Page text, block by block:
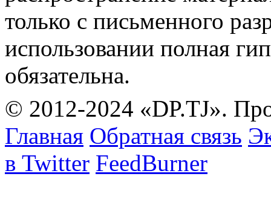
только с письменного
использовании полная
обязательна.
© 2012-2024 «DP.TJ».
Главная Обратная связь
в Twitter FeedBurner